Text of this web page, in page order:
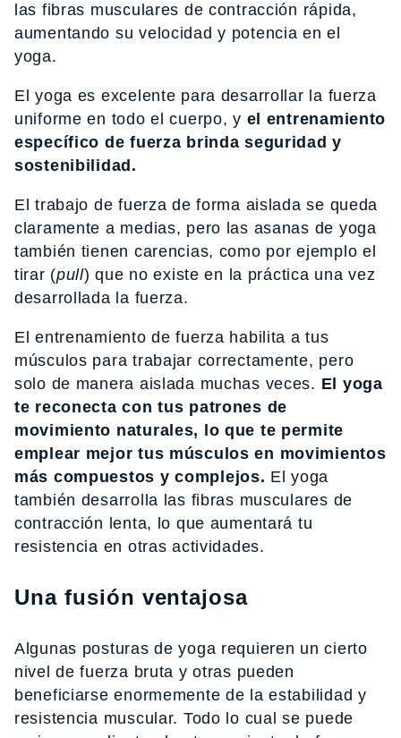
las fibras musculares de contracción rápida,
aumentando su velocidad y potencia en el
yoga.
El yoga es excelente para desarrollar la fuerza
uniforme en todo el cuerpo, y el entrenamiento
específico de fuerza brinda seguridad y
sostenibilidad.
El trabajo de fuerza de forma aislada se queda
claramente a medias, pero las asanas de yoga
también tienen carencias, como por ejemplo el
tirar (pull) que no existe en la práctica una vez
desarrollada la fuerza.
El entrenamiento de fuerza habilita a tus
músculos para trabajar correctamente, pero
solo de manera aislada muchas veces. El yoga
te reconecta con tus patrones de
movimiento naturales, lo que te permite
emplear mejor tus músculos en movimientos
más compuestos y complejos. El yoga
también desarrolla las fibras musculares de
contracción lenta, lo que aumentará tu
resistencia en otras actividades.
Una fusión ventajosa
Algunas posturas de yoga requieren un cierto
nivel de fuerza bruta y otras pueden
beneficiarse enormemente de la estabilidad y
resistencia muscular. Todo lo cual se puede